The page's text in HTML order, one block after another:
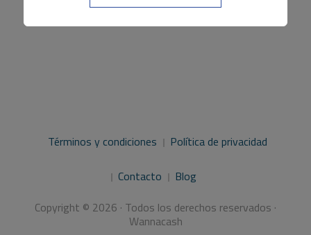
Términos y condiciones Política de privacidad
Contacto
Blog
Copyright © 2026 · Todos los derechos reservados ·
Wannacash